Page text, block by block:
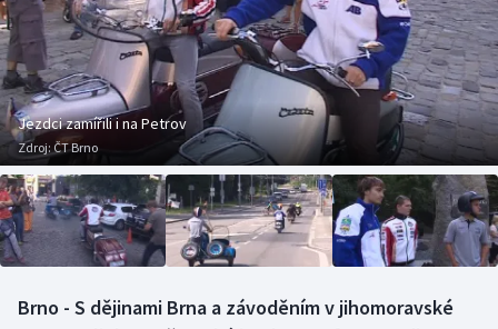
Americký fotbal
Baseball a softbal
Basketbal
Biatlon
Boby a skeleton
NEPŘEHLÉDNĚTE
Soutěže
Historické návraty
Aplikace ČT sport
AZ kvíz
Jezdci zamířili i na Petrov
Zdroj: ČT Brno
Brno - S dějinami Brna a závoděním v jihomoravské